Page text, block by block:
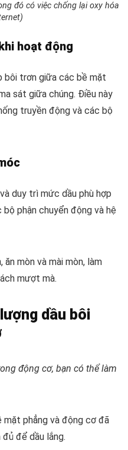
đó có việc chống lại oxy hóa
hoạt động
bôi trơn giữa các bề mặt
sát giữa chúng. Điều này
truyền động và các bộ
duy trì mức dầu phù hợp
phận chuyển động và hệ
ăn mòn và mài mòn, làm
mượt mà.
dầu bôi
động cơ, bạn có thể làm
phẳng và động cơ đã
để dầu lắng.